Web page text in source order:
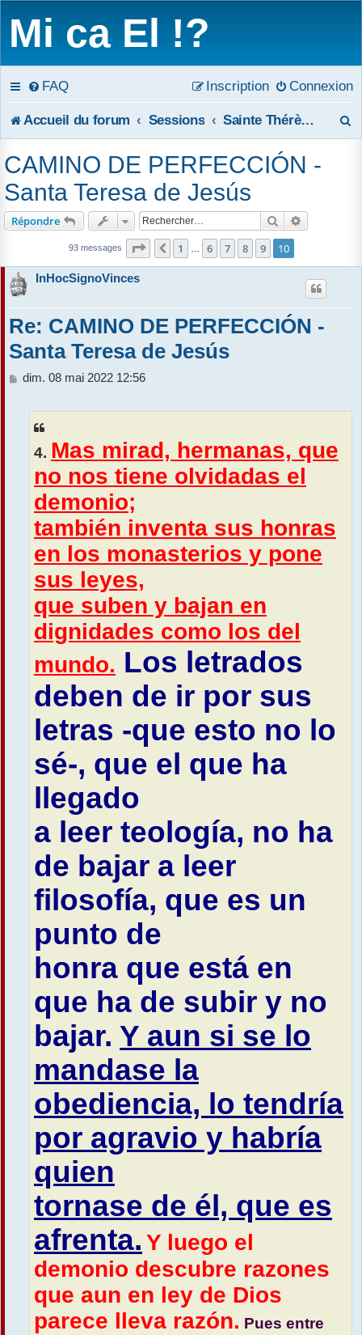
Mi ca El !?
FAQ Connexion
Inscription
Accueil du forum Sessions Sainte Thérèse d'Avila
r
CAMINO DE PERFECCIÓN -
Santa Teresa de Jesús
Répondre Rechercher
93 messages Page 10 sur 10
Précédent
1 6 7 8 9 10
InHocSignoVinces
Re: CAMINO DE PERFECCIÓN -
Santa Teresa de Jesús
M
dim. 08 mai 2022 12:56
4. Mas mirad, hermanas, que
no nos tiene olvidadas el
demonio;
también inventa sus honras
en los monasterios y pone
sus leyes,
que suben y bajan en
dignidades como los del
mundo. Los letrados
deben de ir por sus
letras -que esto no lo
sé-, que el que ha
llegado
a leer teología, no ha
de bajar a leer
filosofía, que es un
punto de
honra que está en
que ha de subir y no
bajar. Y aun si se lo
mandase la
obediencia, lo tendría
por agravio y habría
quien
tornase de él, que es
afrenta. Y luego el
demonio descubre razones
que aun en ley de Dios
parece lleva razón. Pues entre